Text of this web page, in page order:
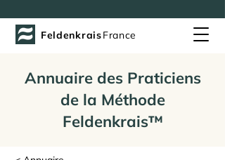
FeldenkraisFrance
Annuaire des Praticiens
de la Méthode
Feldenkrais™